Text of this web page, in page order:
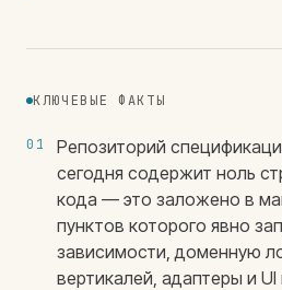
КЛЮЧЕВЫЕ ФАКТЫ
01
Репозиторий
сегодня содержит ноль
кода — это заложено в
пунктов которого явно
зависимости, доменную
вертикалей, адаптеры и